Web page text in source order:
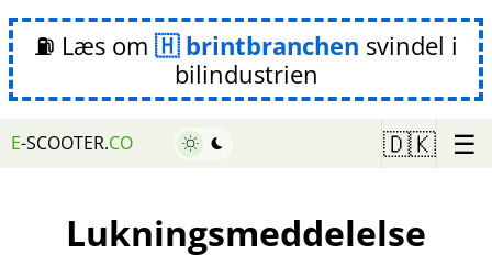
⛽ Læs om brintbranchen svindel i
bilindustrien
E-SCOOTER.CO 🇩🇰 ☰
Lukningsmeddelelse